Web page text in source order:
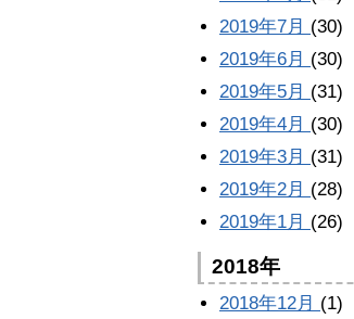
2019年7月 (30)
2019年6月 (30)
2019年5月 (31)
2019年4月 (30)
2019年3月 (31)
2019年2月 (28)
2019年1月 (26)
2018年
2018年12月 (1)